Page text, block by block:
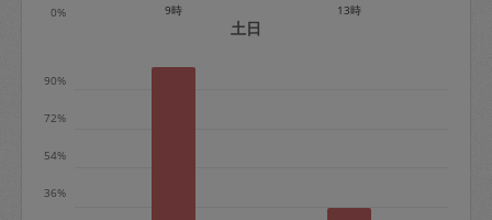
※キャンセル料金の設定について：
0% 9時 13時
土日
36%
54%
72%
90%